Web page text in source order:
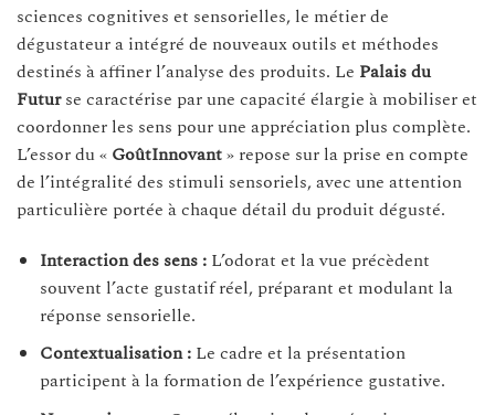
sciences cognitives et sensorielles, le métier de
dégustateur a intégré de nouveaux outils et méthodes
destinés à affiner l’analyse des produits. Le Palais du
Futurse caractérise par une capacité élargie à mobiliser et
coordonner les sens pour une appréciation plus complète.
L’essor du « GoûtInnovant» repose sur la prise en compte
de l’intégralité des stimuli sensoriels, avec une attention
particulière portée à chaque détail du produit dégusté.
Interaction des sens :L’odorat et la vue précèdent
souvent l’acte gustatif réel, préparant et modulant la
réponse sensorielle.
Contextualisation :Le cadre et la présentation
participent à la formation de l’expérience gustative.